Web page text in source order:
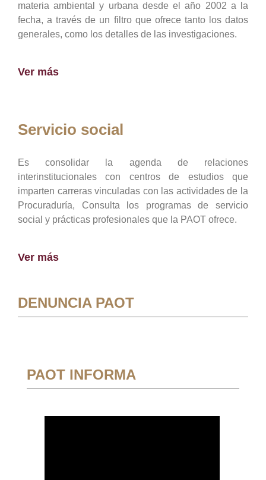
materia ambiental y urbana desde el año 2002 a la
fecha, a través de un filtro que ofrece tanto los datos
generales, como los detalles de las investigaciones.
Ver más
Servicio social
Es consolidar la agenda de relaciones
interinstitucionales con centros de estudios que
imparten carreras vinculadas con las actividades de la
Procuraduría, Consulta los programas de servicio
social y prácticas profesionales que la PAOT ofrece.
Ver más
DENUNCIA PAOT
PAOT INFORMA